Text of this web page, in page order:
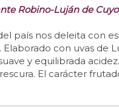
Robino-Luján de
país nos deleita con
Elaborado con uvas
y equilibrada
El carácter